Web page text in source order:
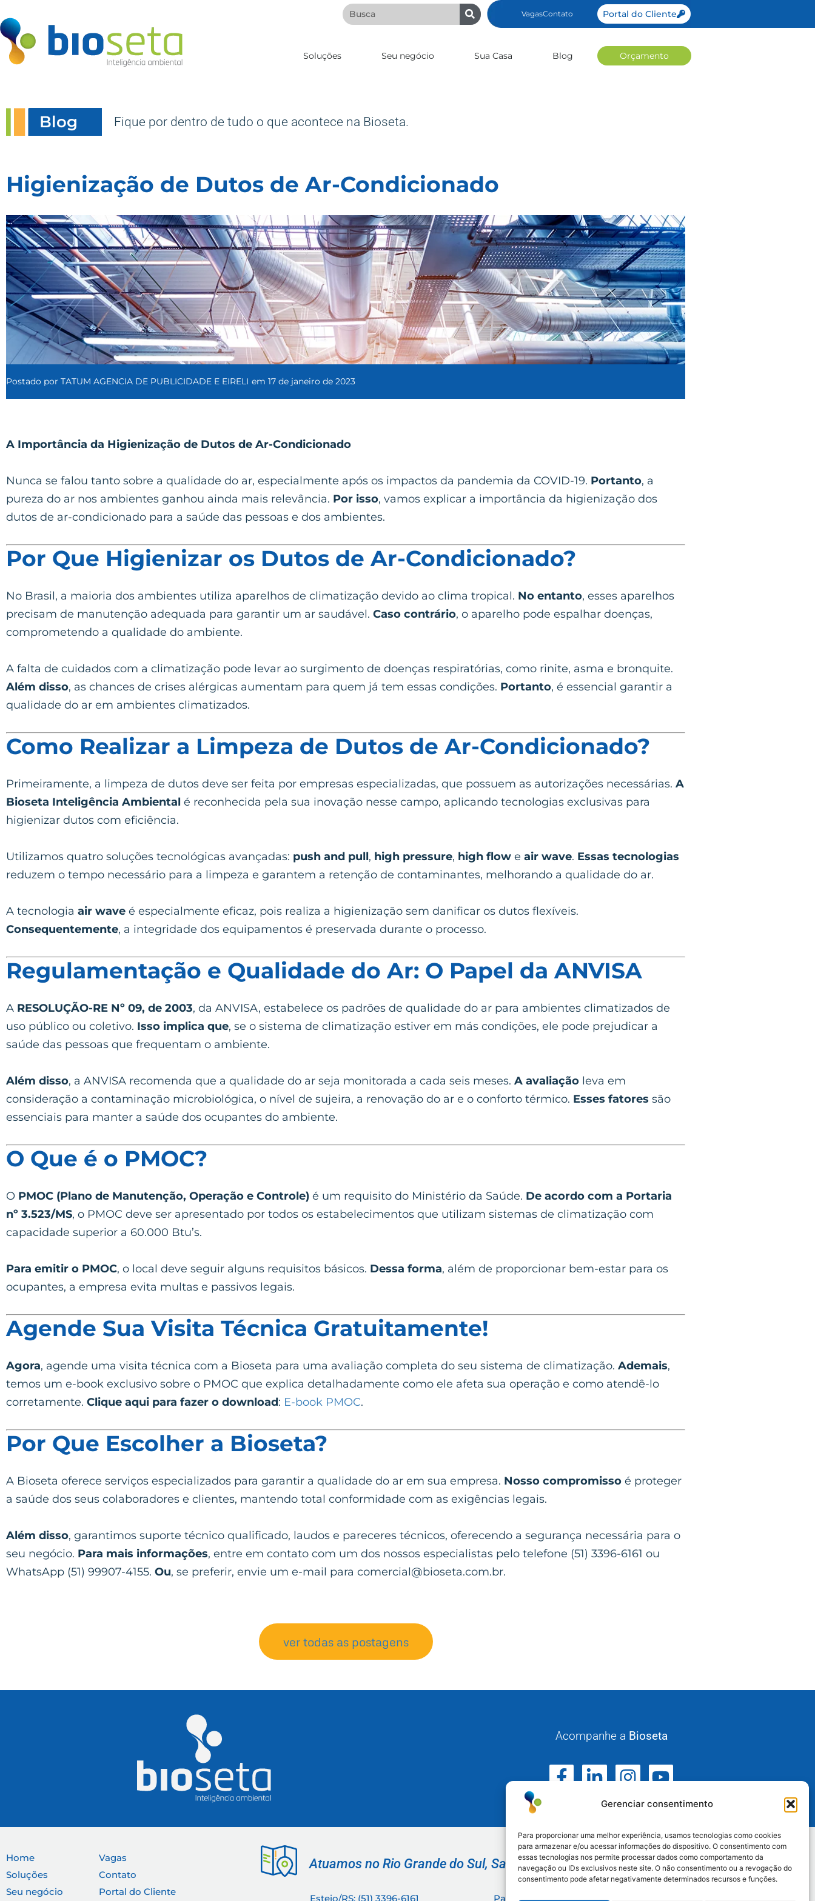
Gerenciar consentimento
Para proporcionar uma melhor experiência, usamos tecnologias como cookies
para armazenar e/ou acessar informações do dispositivo. O consentimento com
essas tecnologias nos permite processar dados como comportamento da
navegação ou IDs exclusivos neste site. O não consentimento ou a revogação do
consentimento pode afetar negativamente determinados recursos e funções.
VagasContato Portal do Cliente
Soluções Seu negócio Sua Casa Blog Orçamento
Blog Fique por dentro de tudo o que acontece na Bioseta.
Higienização de Dutos de Ar-Condicionado
Postado por TATUM AGENCIA DE PUBLICIDADE E EIRELI em 17 de janeiro de 2023
A Importância da Higienização de Dutos de Ar-Condicionado
Nunca se falou tanto sobre a qualidade do ar, especialmente após os impactos da pandemia da COVID-19. Portanto, a
pureza do ar nos ambientes ganhou ainda mais relevância. Por isso, vamos explicar a importância da higienização dos
dutos de ar-condicionado para a saúde das pessoas e dos ambientes.
Por Que Higienizar os Dutos de Ar-Condicionado?
No Brasil, a maioria dos ambientes utiliza aparelhos de climatização devido ao clima tropical. No entanto, esses aparelhos
precisam de manutenção adequada para garantir um ar saudável. Caso contrário, o aparelho pode espalhar doenças,
comprometendo a qualidade do ambiente.
A falta de cuidados com a climatização pode levar ao surgimento de doenças respiratórias, como rinite, asma e bronquite.
Além disso, as chances de crises alérgicas aumentam para quem já tem essas condições. Portanto, é essencial garantir a
qualidade do ar em ambientes climatizados.
Como Realizar a Limpeza de Dutos de Ar-Condicionado?
Primeiramente, a limpeza de dutos deve ser feita por empresas especializadas, que possuem as autorizações necessárias. A
Bioseta Inteligência Ambiental é reconhecida pela sua inovação nesse campo, aplicando tecnologias exclusivas para
higienizar dutos com eficiência.
Utilizamos quatro soluções tecnológicas avançadas: push and pull, high pressure, high flow e air wave. Essas tecnologias
reduzem o tempo necessário para a limpeza e garantem a retenção de contaminantes, melhorando a qualidade do ar.
A tecnologia air wave é especialmente eficaz, pois realiza a higienização sem danificar os dutos flexíveis.
Consequentemente, a integridade dos equipamentos é preservada durante o processo.
Regulamentação e Qualidade do Ar: O Papel da ANVISA
A RESOLUÇÃO-RE Nº 09, de 2003, da ANVISA, estabelece os padrões de qualidade do ar para ambientes climatizados de
uso público ou coletivo. Isso implica que, se o sistema de climatização estiver em más condições, ele pode prejudicar a
saúde das pessoas que frequentam o ambiente.
Além disso, a ANVISA recomenda que a qualidade do ar seja monitorada a cada seis meses. A avaliação leva em
consideração a contaminação microbiológica, o nível de sujeira, a renovação do ar e o conforto térmico. Esses fatores são
essenciais para manter a saúde dos ocupantes do ambiente.
O Que é o PMOC?
O PMOC (Plano de Manutenção, Operação e Controle) é um requisito do Ministério da Saúde. De acordo com a Portaria
nº 3.523/MS, o PMOC deve ser apresentado por todos os estabelecimentos que utilizam sistemas de climatização com
capacidade superior a 60.000 Btu’s.
Para emitir o PMOC, o local deve seguir alguns requisitos básicos. Dessa forma, além de proporcionar bem-estar para os
ocupantes, a empresa evita multas e passivos legais.
Agende Sua Visita Técnica Gratuitamente!
Agora, agende uma visita técnica com a Bioseta para uma avaliação completa do seu sistema de climatização. Ademais,
temos um e-book exclusivo sobre o PMOC que explica detalhadamente como ele afeta sua operação e como atendê-lo
corretamente. Clique aqui para fazer o download: E-book PMOC.
Por Que Escolher a Bioseta?
A Bioseta oferece serviços especializados para garantir a qualidade do ar em sua empresa. Nosso compromisso é proteger
a saúde dos seus colaboradores e clientes, mantendo total conformidade com as exigências legais.
Além disso, garantimos suporte técnico qualificado, laudos e pareceres técnicos, oferecendo a segurança necessária para o
seu negócio. Para mais informações, entre em contato com um dos nossos especialistas pelo telefone (51) 3396-6161 ou
WhatsApp (51) 99907-4155. Ou, se preferir, envie um e-mail para comercial@bioseta.com.br.
ver todas as postagens
Acompanhe a Bioseta
Home
Soluções
Seu negócio
Vagas
Contato
Portal do Cliente
Atuamos no Rio Grande do Sul, Santa Catarina e Paraná.
Esteio/RS: (51) 3396-6161 Paraná: (41) 3542-2773